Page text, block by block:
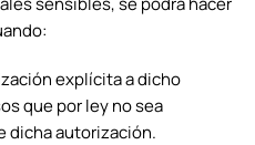
explícita a dicho
que por ley no sea
dicha autorización.